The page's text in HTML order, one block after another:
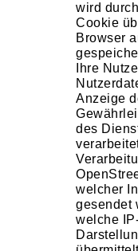
wird
Cookie
Browser
Ihre
Anzeige
des
welcher
gesendet
welche